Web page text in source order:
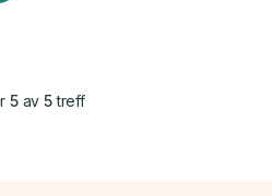
5av 5treff